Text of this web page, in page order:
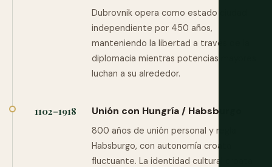
Dubrovnik opera como estado ciudad
independiente por 450 años,
manteniendo la libertad a través de la
diplomacia mientras potencias mayores
luchan a su alrededor.
1102–1918 Unión con Hungría / Habsburgo
800 años de unión personal y regla
Habsburgo, con autonomía croata
fluctuante. La identidad cultural croata